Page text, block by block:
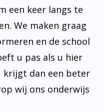
een keer langs te
We maken graag
en de school
u pas als u hier
krijgt dan een beter
wij ons onderwijs